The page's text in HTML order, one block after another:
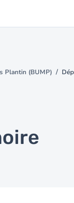
Plantin (BUMP)